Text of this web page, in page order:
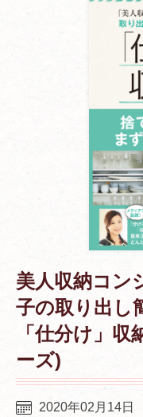
美人収納コン
子の取り出し
「仕分け」
ーズ)
2020年02月14日